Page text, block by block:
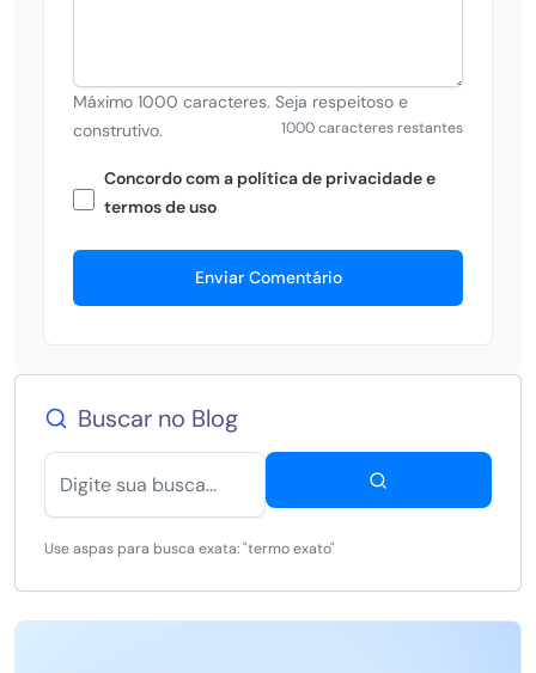
Máximo 1000 caracteres. Seja respeitoso e
construtivo.
1000 caracteres restantes
Concordo com a política de privacidade e
termos de uso
Enviar Comentário
Buscar no Blog
Use aspas para busca exata: "termo exato"